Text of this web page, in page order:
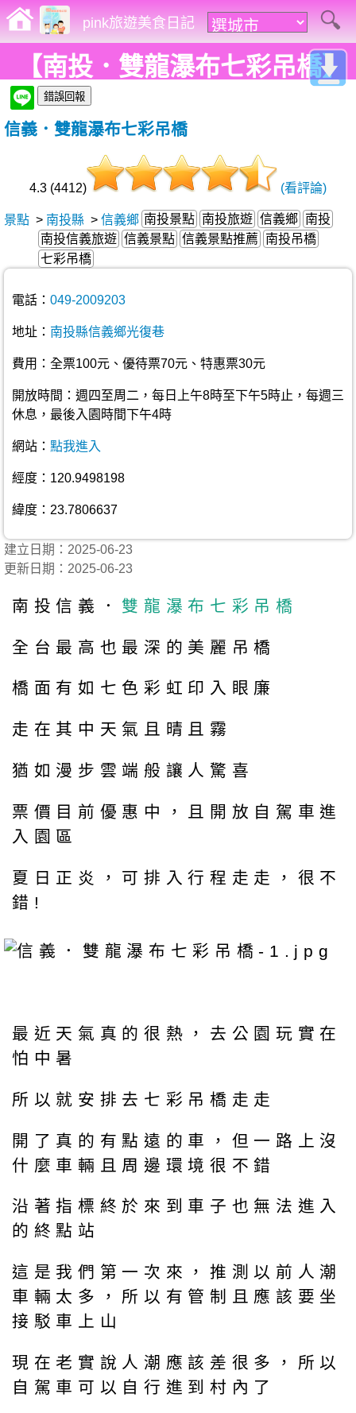
pink旅遊美食日記
【南投．雙龍瀑布七彩吊橋】
全台最高且深的美麗吊橋，票
價現正優惠中。
信義．雙龍瀑布七彩吊橋
4.3 (4412) (看評論)
景點 > 南投縣 > 信義鄉 南投景點 南投旅遊 信義鄉 南投
南投信義旅遊 信義景點 信義景點推薦
南投吊橋
七彩吊橋
電話： 049-2009203
地址： 南投縣信義鄉光復巷
費用：全票100元、優待票70元、特惠票30元
開放時間：週四至周二，每日上午8時至下午5時止，每週三
休息，最後入園時間下午4時
網站： 點我進入
經度：120.9498198
緯度：23.7806637
建立日期：2025-06-23
更新日期：2025-06-23
南投信義． 雙龍瀑布七彩吊橋
全台最高也最深的美麗吊橋
橋面有如七色彩虹印入眼廉
走在其中天氣且晴且霧
猶如漫步雲端般讓人驚喜
票價目前優惠中，且開放自駕車進
入園區
夏日正炎，可排入行程走走，很不
錯!
最近天氣真的很熱，去公園玩實在
怕中暑
所以就安排去七彩吊橋走走
開了真的有點遠的車，但一路上沒
什麼車輛且周邊環境很不錯
沿著指標終於來到車子也無法進入
的終點站
這是我們第一次來，推測以前人潮
車輛太多，所以有管制且應該要坐
接駁車上山
現在老實說人潮應該差很多，所以
自駕車可以自行進到村內了